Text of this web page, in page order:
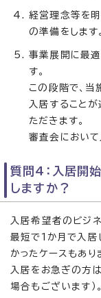
経営理念等を
の準備をします。
事業展開に最適
す。
この段階で、当
入居すること
ただきます。
審査会において
質問4：入居開
しますか？
入居希望者のビジ
最短で1か月で入居
かったケースもあり
入居をお急ぎの方
場合もございます）。